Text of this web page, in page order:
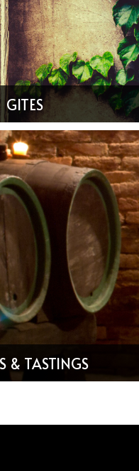
GITES
& TASTINGS